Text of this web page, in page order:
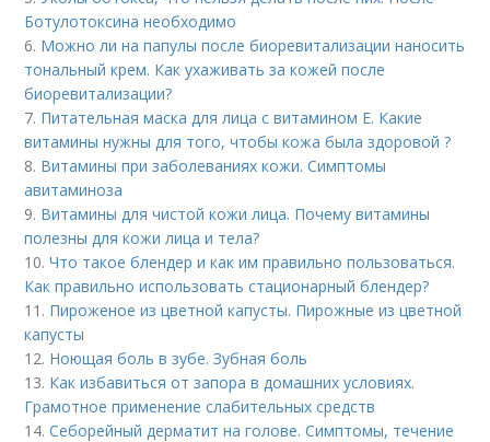
Ботулотоксина необходимо
6. Можно ли на папулы после биоревитализации наносить
тональный крем. Как ухаживать за кожей после
биоревитализации?
7. Питательная маска для лица с витамином Е. Какие
витамины нужны для того, чтобы кожа была здоровой ?
8. Витамины при заболеваниях кожи. Симптомы
авитаминоза
9. Витамины для чистой кожи лица. Почему витамины
полезны для кожи лица и тела?
10.Что такое блендер и как им правильно пользоваться.
Как правильно использовать стационарный блендер?
11. Пироженое из цветной капусты. Пирожные из цветной
капусты
12. Ноющая боль в зубе. Зубная боль
13. Как избавиться от запора в домашних условиях.
Грамотное применение слабительных средств
14.Себорейный дерматит на голове. Cимптомы, течение